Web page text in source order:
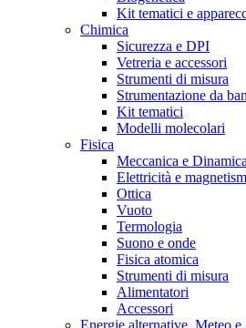
Kit tematici e
Chimica
Sicurezza e DPI
Vetreria e accessori
Strumenti di misura
Strumentazione da
Kit tematici
Modelli molecolari
Fisica
Meccanica e Dinamica
Elettricità e
Ottica
Vuoto
Termologia
Suono e onde
Fisica atomica
Strumenti di misura
Alimentatori
Accessori
Energie alternative, Meteo e